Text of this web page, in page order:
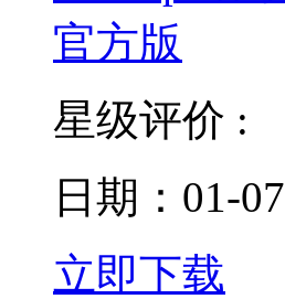
星级评价 :
日期：01-07
立即下载